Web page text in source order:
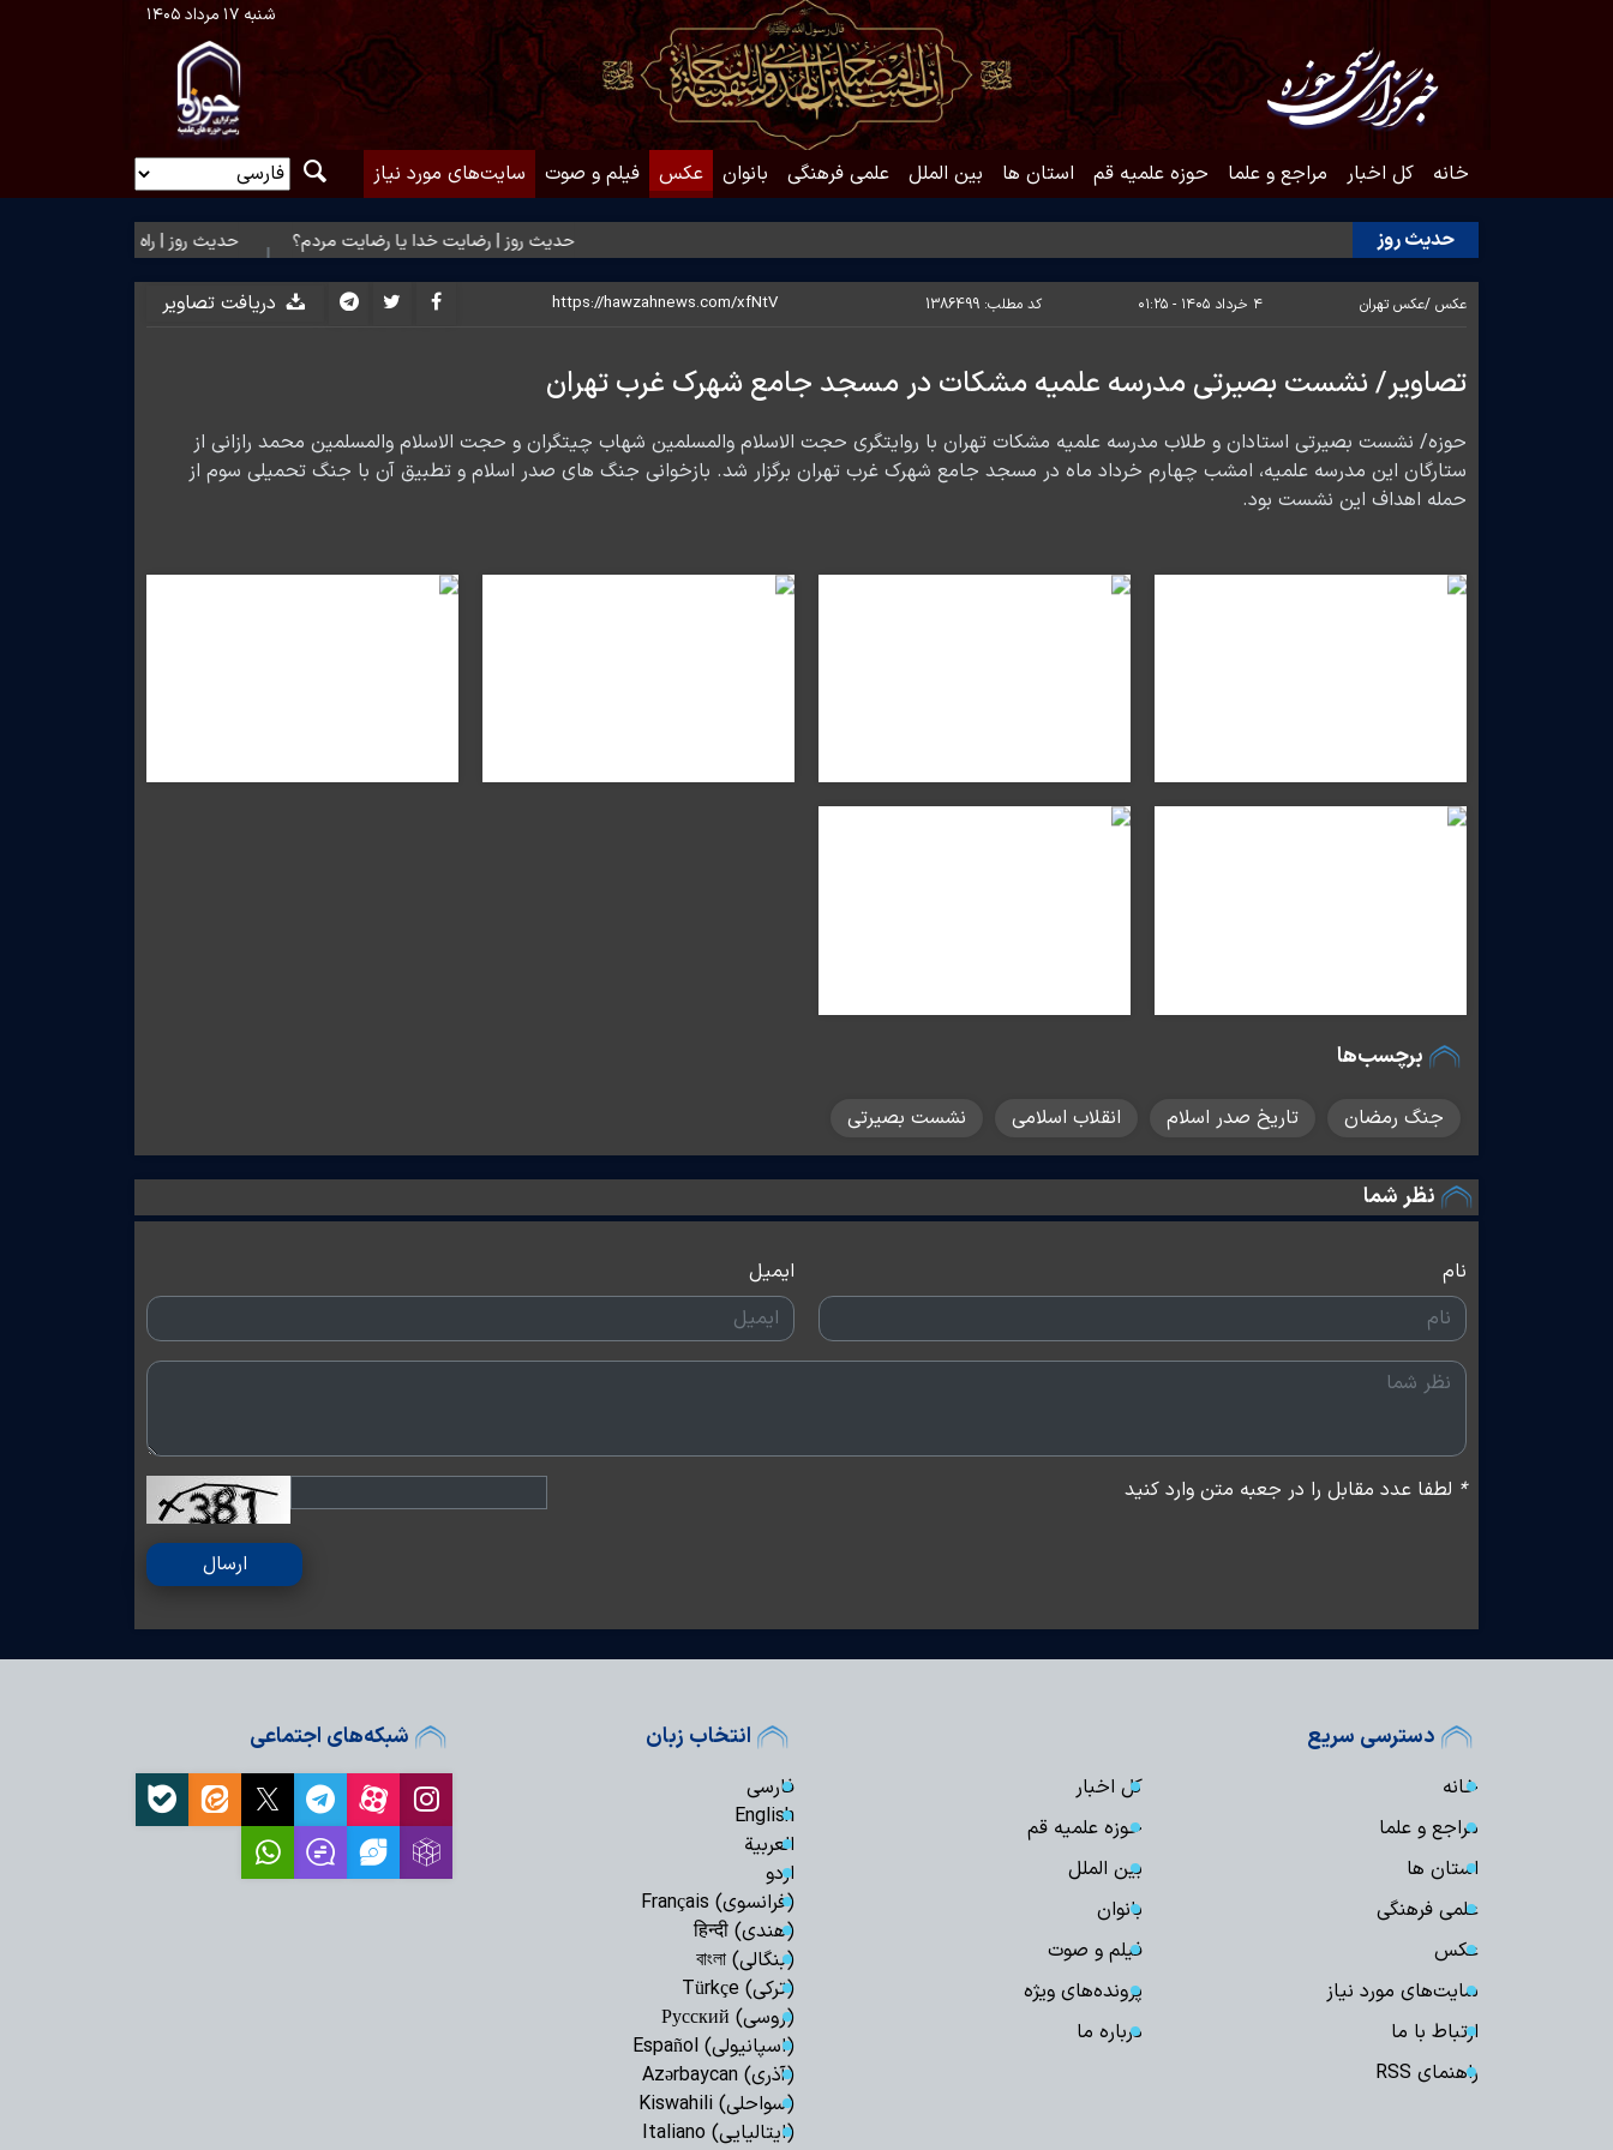
شنبه ۱۷ مرداد ۱۴۰۵
خانه کل اخبار مراجع و علما حوزه علمیه قم استان ها بین الملل علمی فرهنگی بانوان عکس فیلم و صوت سایت‌های مورد نیاز
حدیث روز حدیث روز | رضایت خدا یا رضایت مردم؟ حدیث روز | راه نزدیک شدن به محبت
عکس /عکس تهران ۴ خرداد ۱۴۰۵ - ۰۱:۲۵ کد مطلب:1386499 دریافت تصاویر
تصاویر/ نشست بصیرتی مدرسه علمیه مشکات در مسجد جامع شهرک غرب تهران
حوزه/ نشست بصیرتی استادان و طلاب مدرسه علمیه مشکات تهران با روایتگری حجت الاسلام والمسلمین شهاب چیتگران و حجت الاسلام والمسلمین محمد رازانی از
ستارگان این مدرسه علمیه، امشب چهارم خرداد ماه در مسجد جامع شهرک غرب تهران برگزار شد. بازخوانی جنگ های صدر اسلام و تطبیق آن با جنگ تحمیلی سوم از
حمله اهداف این نشست بود.
برچسب‌ها
جنگ رمضان تاریخ صدر اسلام انقلاب اسلامی نشست بصیرتی
نظر شما
نام ایمیل
* لطفا عدد مقابل را در جعبه متن وارد کنید
ارسال
دسترسی سریع
خانه
کل اخبار
مراجع و علما
حوزه علمیه قم
استان ها
بین الملل
علمی فرهنگی
بانوان
عکس
فیلم و صوت
سایت‌های مورد نیاز
پرونده‌های ویژه
ارتباط با ما
درباره ما
راهنمای RSS
انتخاب زبان
فارسی
English
العربیة
اردو
(فرانسوی) Français
(هندی) हिन्दी
(بنگالی) বাংলা
(ترکی) Türkçe
(روسی) Русский
(اسپانیولی) Español
(آذری) Azərbaycan
(سواحلی) Kiswahili
(ایتالیایی) Italiano
شبکه‌های اجتماعی